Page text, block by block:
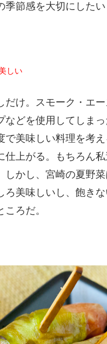
節感を大切にしたい
しい
け。スモーク・エ
どを使用してしま
美味しい料理を考
上がる。もちろん
かし、宮崎の夏野
美味しいし、飽き
ろだ。